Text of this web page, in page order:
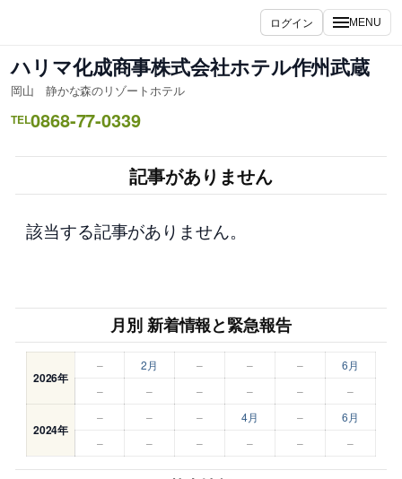
ス
キ
ッ
ログイン MENU
ハリマ化成商事株式会社ホテル作州武蔵
岡山 静かな森のリゾートホテル
TEL0868-77-0339
記事がありません
該当する記事がありません。
月別 新着情報と緊急報告
2026年
– 2月 – – –
6月
–
– – – – –
2024年
– – – 4月 –
6月
–
– – – – –